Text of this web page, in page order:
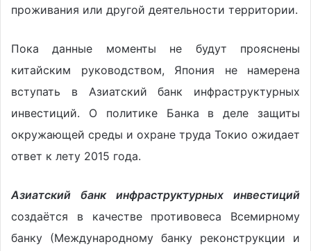
проживания или другой деятельности территории.
Пока данные моменты не будут прояснены
китайским руководством, Япония не намерена
вступать в Азиатский банк инфраструктурных
инвестиций. О политике Банка в деле защиты
окружающей среды и охране труда Токио ожидает
ответ к лету 2015 года.
Азиатский банк инфраструктурных инвестиций
создаётся в качестве противовеса Всемирному
банку (Международному банку реконструкции и